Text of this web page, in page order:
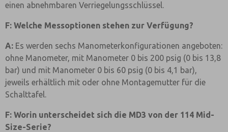
einen abnehmbaren Verriegelungsschlüssel.
F: Welche Messoptionen stehen zur Verfügung?
A: Es werden sechs Manometerkonfigurationen angeboten:
ohne Manometer, mit Manometer 0 bis 200 psig (0 bis 13,8
bar) und mit Manometer 0 bis 60 psig (0 bis 4,1 bar),
jeweils erhältlich mit oder ohne Montagemutter für die
Schalttafel.
F: Worin unterscheidet sich die MD3 von der 114 Mid-
Size-Serie?